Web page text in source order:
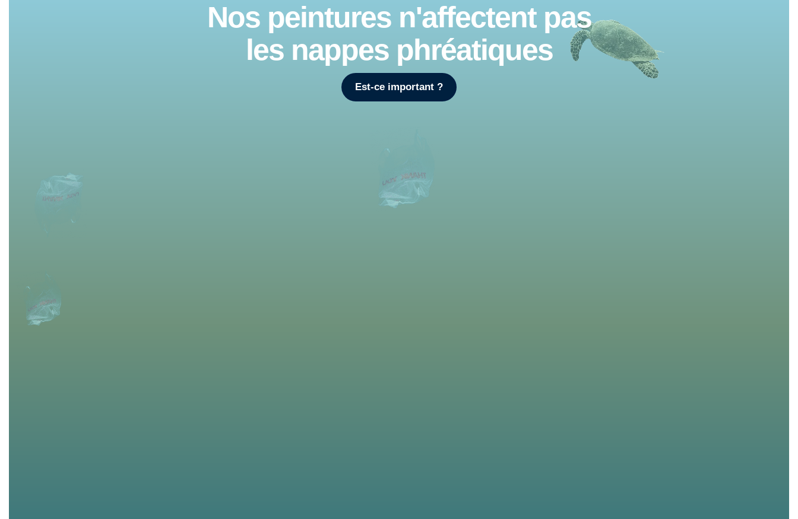
Nos peintures n'affectent pas
les nappes phréatiques
Est-ce important ?